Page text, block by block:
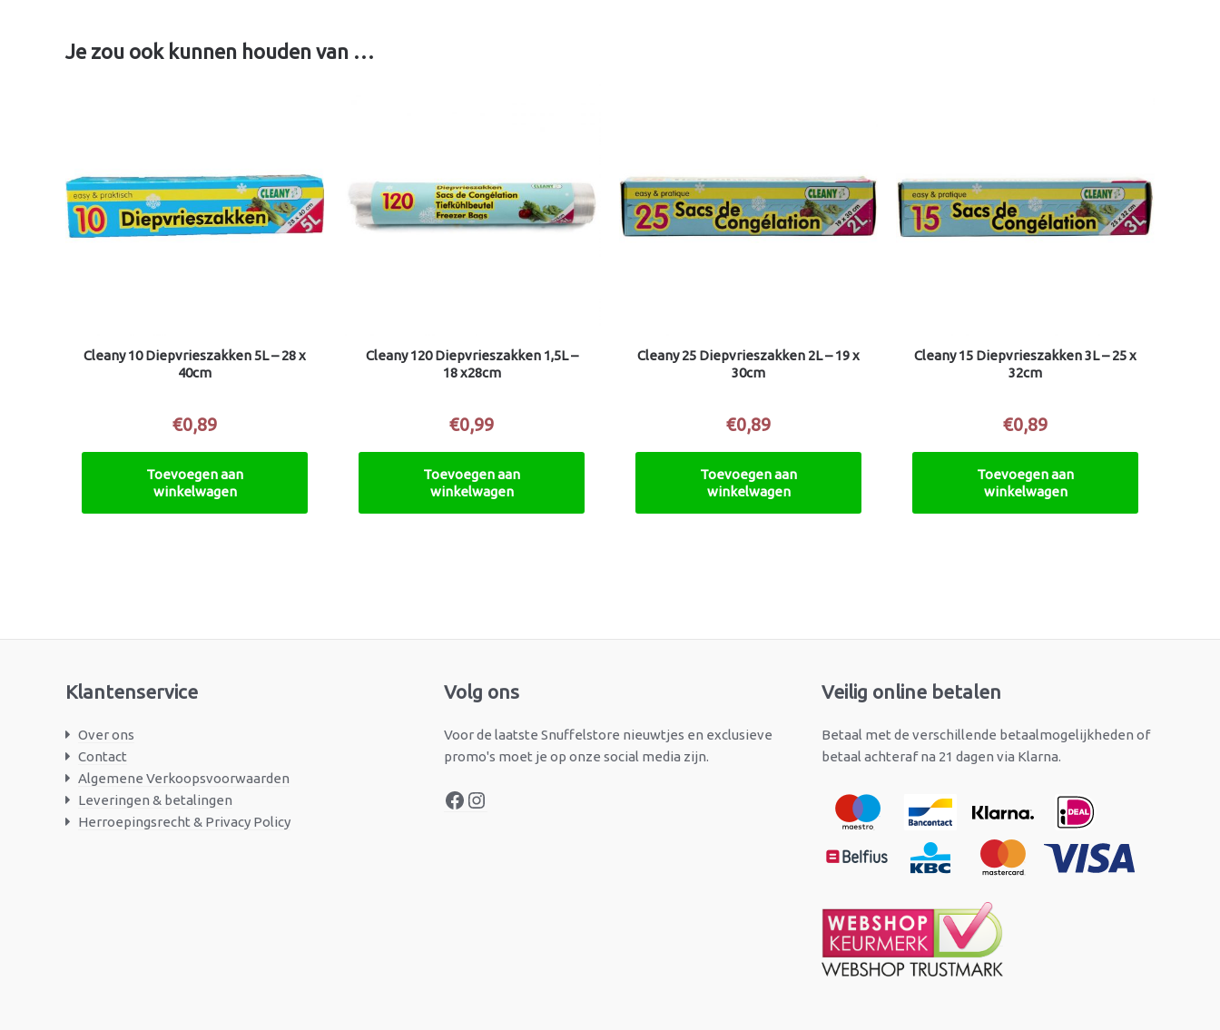
Je zou ook kunnen houden van …
Cleany 10 Diepvrieszakken 5L – 28 x
40cm
€0,89
Toevoegen aan
winkelwagen
Cleany 120 Diepvrieszakken 1,5L –
18 x28cm
€0,99
Toevoegen aan
winkelwagen
Cleany 25 Diepvrieszakken 2L – 19 x
30cm
€0,89
Toevoegen aan
winkelwagen
Cleany 15 Diepvrieszakken 3L – 25 x
32cm
€0,89
Toevoegen aan
winkelwagen
Klantenservice
Over ons
Contact
Algemene Verkoopsvoorwaarden
Leveringen & betalingen
Herroepingsrecht & Privacy Policy
Volg ons
Voor de laatste Snuffelstore nieuwtjes en exclusieve
promo's moet je op onze social media zijn.
Facebook
Instagram Veilig online betalen
Betaal met de verschillende betaalmogelijkheden of
betaal achteraf na 21 dagen via Klarna.